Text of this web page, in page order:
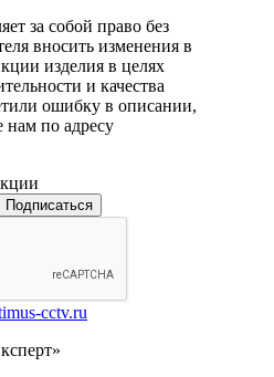
за собой право без
вносить изменения в
изделия в целях
и качества
ошибку в описании,
нам по адресу
Подписаться
cctv.ru